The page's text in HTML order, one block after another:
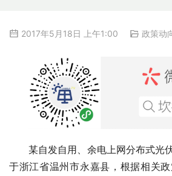
2017年5月18日 上午1:00 政策动
某自发自用、余电上网分布式光
于浙江省温州市永嘉县，根据相关